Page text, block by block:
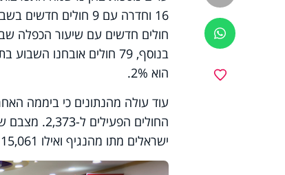
ווטסאפ
הוא 2%.
ישראלים מתו מהנגיף ואילו 15,061 החלימו ממנו.